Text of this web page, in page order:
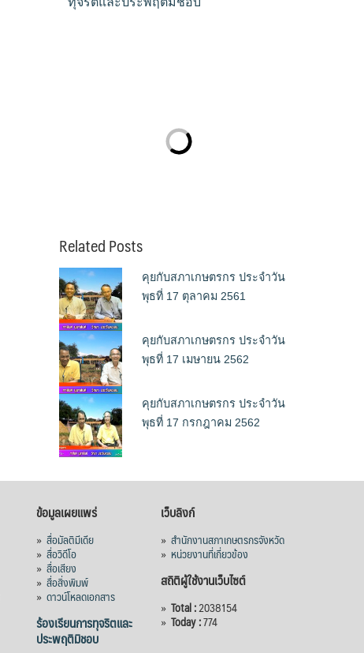
Related Posts
คุยกับสภาเกษตรกร ประจำวัน
พุธที่ 17 ตุลาคม 2561
คุยกับสภาเกษตรกร ประจำวัน
พุธที่ 17 เมษายน 2562
คุยกับสภาเกษตรกร ประจำวัน
พุธที่ 17 กรกฎาคม 2562
ข้อมูลเผยแพร่
» สื่อมัลติมีเดีย
» สื่อวิดีโอ
» สื่อเสียง
» สื่อสิ่งพิมพ์
» ดาวน์โหลดเอกสาร
ร้องเรียนการทุจริตและ
ประพฤติมิชอบ
เว็บลิงก์
» สำนักงานสภาเกษตรกรจังหวัด
» หน่วยงานที่เกี่ยวข้อง
สถิติผู้ใช้งานเว็บไซต์
» Total :2038154
» Today :774